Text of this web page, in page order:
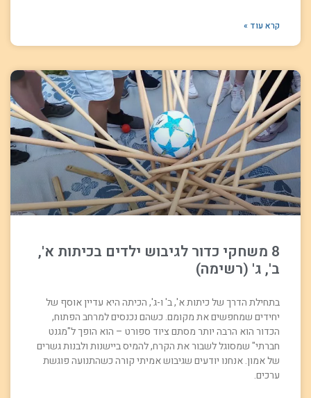
קרא עוד »
8 משחקי כדור לגיבוש ילדים בכיתות א',
ב', ג' (רשימה)
בתחילת הדרך של כיתות א', ב' ו-ג', הכיתה היא עדיין אוסף של
יחידים שמחפשים את מקומם. כשהם נכנסים למרחב הפתוח,
הכדור הוא הרבה יותר מסתם ציוד ספורט – הוא הופך ל"מגנט
חברתי" שמסוגל לשבור את הקרח, להמיס ביישנות ולבנות גשרים
של אמון. אנחנו יודעים שגיבוש אמיתי קורה כשהתנועה פוגשת
ערכים.